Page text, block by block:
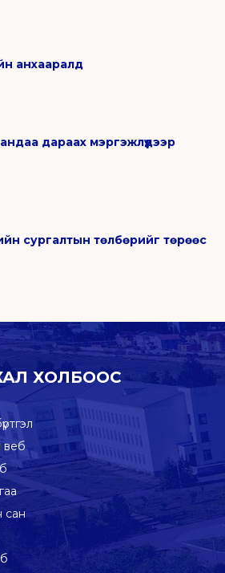
анхааралд
дараах мэргэжлүүдээр
сургалтын төлбөрийг төрөөс
ХОЛБООС
веб